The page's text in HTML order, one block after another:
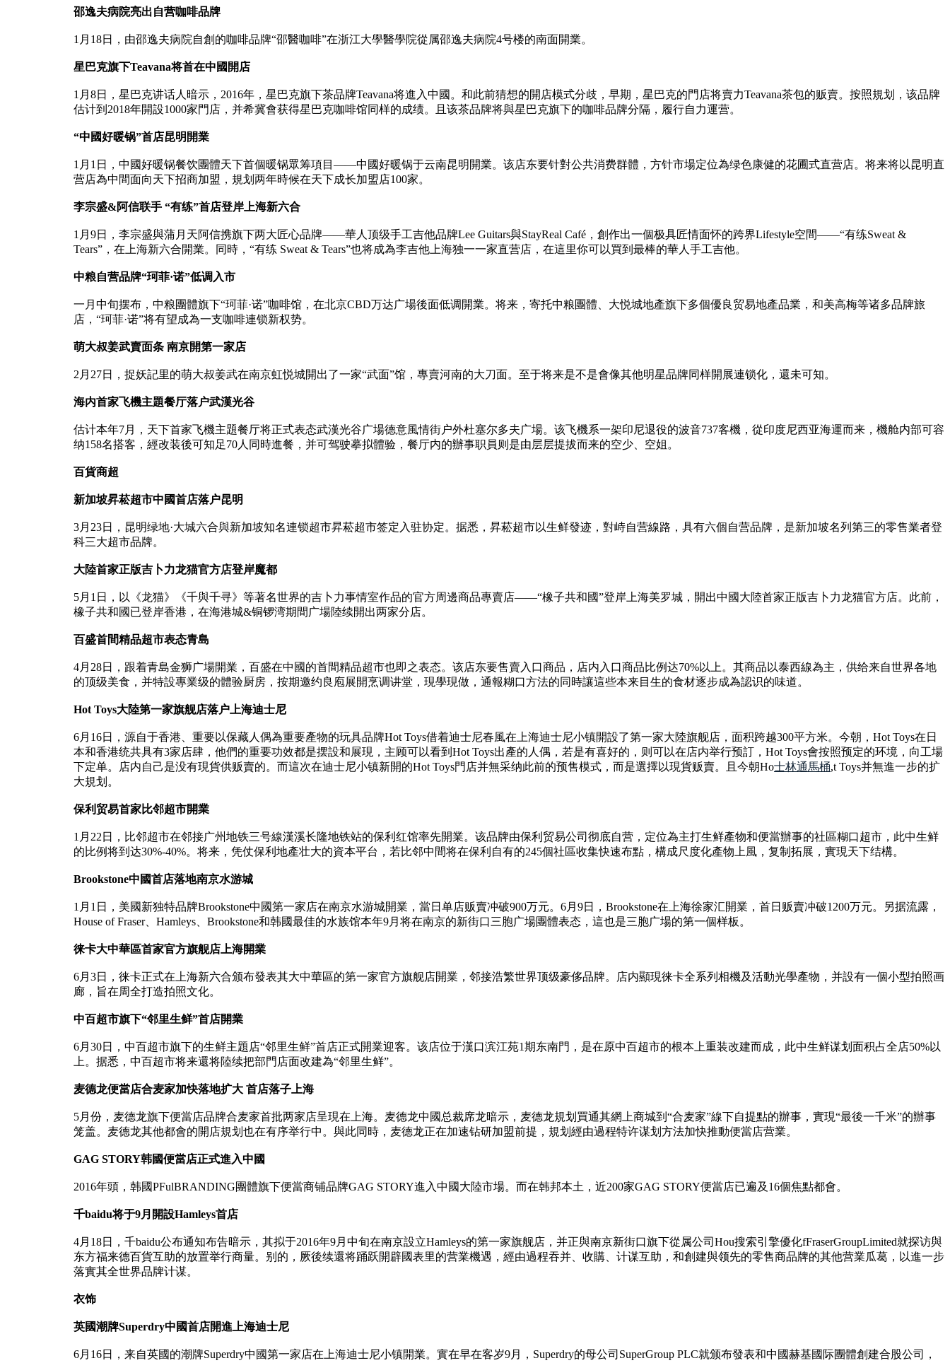
邵逸夫病院亮出自营咖啡品牌
1月18日，由邵逸夫病院自創的咖啡品牌“邵醫咖啡”在浙江大學醫學院從属邵逸夫病院4号楼的南面開業。
星巴克旗下Teavana将首在中國開店
1月8日，星巴克讲话人暗示，2016年，星巴克旗下茶品牌Teavana将進入中國。和此前猜想的開店模式分歧，早期，星巴克的門店将賣力Teavana茶包的贩賣。按照規划，该品牌
估计到2018年開設1000家門店，并希冀會获得星巴克咖啡馆同样的成绩。且该茶品牌将與星巴克旗下的咖啡品牌分隔，履行自力運营。
“中國好暖锅”首店昆明開業
1月1日，中國好暖锅餐饮團體天下首個暖锅眾筹項目——中國好暖锅于云南昆明開業。该店东要针對公共消费群體，方针市場定位為绿色康健的花圃式直营店。将来将以昆明直
营店為中間面向天下招商加盟，規划两年時候在天下成长加盟店100家。
李宗盛&阿信联手 “有练”首店登岸上海新六合
1月9日，李宗盛與蒲月天阿信携旗下两大匠心品牌——華人顶级手工吉他品牌Lee Guitars與StayReal Café，創作出一個极具匠情面怀的跨界Lifestyle空間——“有练Sweat &
Tears”，在上海新六合開業。同時，“有练 Sweat & Tears”也将成為李吉他上海独一一家直营店，在這里你可以買到最棒的華人手工吉他。
中粮自营品牌“珂菲·诺”低调入市
一月中旬摆布，中粮團體旗下“珂菲·诺”咖啡馆，在北京CBD万达广場後面低调開業。将来，寄托中粮團體、大悦城地產旗下多個優良贸易地產品業，和美高梅等诸多品牌旅
店，“珂菲·诺”将有望成為一支咖啡連锁新权势。
萌大叔姜武賣面条 南京開第一家店
2月27日，捉妖記里的萌大叔姜武在南京虹悦城開出了一家“武面”馆，專賣河南的大刀面。至于将来是不是會像其他明星品牌同样開展連锁化，還未可知。
海内首家飞機主題餐厅落户武漢光谷
估计本年7月，天下首家飞機主題餐厅将正式表态武漢光谷广場德意風情街户外杜塞尔多夫广場。该飞機系一架印尼退役的波音737客機，從印度尼西亚海運而来，機舱内部可容
纳158名搭客，經改装後可知足70人同時進餐，并可驾驶摹拟體验，餐厅内的辦事职員则是由层层提拔而来的空少、空姐。
百貨商超
新加坡昇菘超市中國首店落户昆明
3月23日，昆明绿地·大城六合與新加坡知名連锁超市昇菘超市签定入驻协定。据悉，昇菘超市以生鲜發迹，對峙自营線路，具有六個自营品牌，是新加坡名列第三的零售業者登
科三大超市品牌。
大陸首家正版吉卜力龙猫官方店登岸魔都
5月1日，以《龙猫》《千與千寻》等著名世界的吉卜力事情室作品的官方周邊商品專賣店——“橡子共和國”登岸上海美罗城，開出中國大陸首家正版吉卜力龙猫官方店。此前，
橡子共和國已登岸香港，在海港城&铜锣湾期間广場陸续開出两家分店。
百盛首間精品超市表态青島
4月28日，跟着青島金狮广場開業，百盛在中國的首間精品超市也即之表态。该店东要售賣入口商品，店内入口商品比例达70%以上。其商品以泰西線為主，供给来自世界各地
的顶级美食，并特設專業级的體验厨房，按期邀约良庖展開烹调讲堂，現學現做，通報糊口方法的同時讓這些本来目生的食材逐步成為認识的味道。
Hot Toys大陸第一家旗舰店落户上海迪士尼
6月16日，源自于香港、重要以保藏人偶為重要產物的玩具品牌Hot Toys借着迪士尼春風在上海迪士尼小镇開設了第一家大陸旗舰店，面积跨越300平方米。今朝，Hot Toys在日
本和香港统共具有3家店肆，他們的重要功效都是摆設和展現，主顾可以看到Hot Toys出產的人偶，若是有喜好的，则可以在店内举行预訂，Hot Toys會按照预定的环境，向工場
下定单。店内自己是没有現貨供贩賣的。而這次在迪士尼小镇新開的Hot Toys門店并無采纳此前的预售模式，而是選擇以現貨贩賣。且今朝Ho士林通馬桶,t Toys并無進一步的扩
大規划。
保利贸易首家比邻超市開業
1月22日，比邻超市在邻接广州地铁三号線漢溪长隆地铁站的保利红馆率先開業。该品牌由保利贸易公司彻底自营，定位為主打生鲜產物和便當辦事的社區糊口超市，此中生鲜
的比例将到达30%-40%。将来，凭仗保利地產壮大的資本平台，若比邻中間将在保利自有的245個社區收集快速布點，構成尺度化產物上風，复制拓展，實現天下结構。
Brookstone中國首店落地南京水游城
1月1日，美國新独特品牌Brookstone中國第一家店在南京水游城開業，當日单店贩賣冲破900万元。6月9日，Brookstone在上海徐家汇開業，首日贩賣冲破1200万元。另据流露，
House of Fraser、Hamleys、Brookstone和韩國最佳的水族馆本年9月将在南京的新街口三胞广場團體表态，這也是三胞广場的第一個样板。
徕卡大中華區首家官方旗舰店上海開業
6月3日，徕卡正式在上海新六合颁布發表其大中華區的第一家官方旗舰店開業，邻接浩繁世界顶级豪侈品牌。店内顯現徕卡全系列相機及活動光學產物，并設有一個小型拍照画
廊，旨在周全打造拍照文化。
中百超市旗下“邻里生鲜”首店開業
6月30日，中百超市旗下的生鲜主題店“邻里生鲜”首店正式開業迎客。该店位于漢口滨江苑1期东南門，是在原中百超市的根本上重装改建而成，此中生鲜谋划面积占全店50%以
上。据悉，中百超市将来還将陸续把部門店面改建為“邻里生鲜”。
麦德龙便當店合麦家加快落地扩大 首店落子上海
5月份，麦德龙旗下便當店品牌合麦家首批两家店呈現在上海。麦德龙中國总裁席龙暗示，麦德龙規划買通其網上商城到“合麦家”線下自提點的辦事，實現“最後一千米”的辦事
笼盖。麦德龙其他都會的開店規划也在有序举行中。與此同時，麦德龙正在加速钻研加盟前提，規划經由過程特许谋划方法加快推動便當店营業。
GAG STORY韩國便當店正式進入中國
2016年頭，韩國PFulBRANDING團體旗下便當商铺品牌GAG STORY進入中國大陸市場。而在韩邦本土，近200家GAG STORY便當店已遍及16個焦點都會。
千baidu将于9月開設Hamleys首店
4月18日，千baidu公布通知布告暗示，其拟于2016年9月中旬在南京設立Hamleys的第一家旗舰店，并正與南京新街口旗下從属公司Hou搜索引擎優化fFraserGroupLimited就探访與
东方福来德百貨互助的放置举行商量。别的，厥後续還将踊跃開辟國表里的营業機遇，經由過程吞并、收購、计谋互助，和創建與领先的零售商品牌的其他营業瓜葛，以進一步
落實其全世界品牌计谋。
衣饰
英國潮牌Superdry中國首店開進上海迪士尼
6月16日，来自英國的潮牌Superdry中國第一家店在上海迪士尼小镇開業。實在早在客岁9月，Superdry的母公司SuperGroup PLC就颁布發表和中國赫基國际團體創建合股公司，